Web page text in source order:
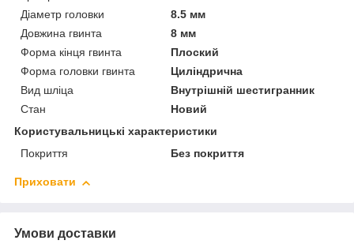
Діаметр головки
8.5 мм
Довжина гвинта
8 мм
Форма кінця гвинта
Плоский
Форма головки гвинта
Циліндрична
Вид шліца
Внутрішній шестигранник
Стан
Новий
Користувальницькі характеристики
Покриття
Без покриття
Приховати
Умови доставки